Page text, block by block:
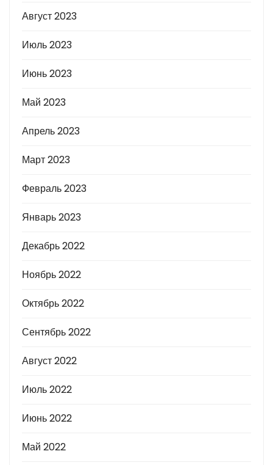
Август 2023
Июль 2023
Июнь 2023
Май 2023
Апрель 2023
Март 2023
Февраль 2023
Январь 2023
Декабрь 2022
Ноябрь 2022
Октябрь 2022
Сентябрь 2022
Август 2022
Июль 2022
Июнь 2022
Май 2022